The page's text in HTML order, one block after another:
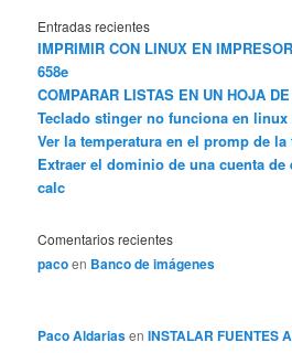
Entradas recientes
IMPRIMIR CON LINUX EN
658e
COMPARAR LISTAS EN UN HOJA
Teclado stinger no funciona en linux
Ver la temperatura en el promp de
Extraer el dominio de una cuenta
calc
Comentarios recientes
pacoen Banco de imágenes
Paco AldariasenINSTALAR FUENTES